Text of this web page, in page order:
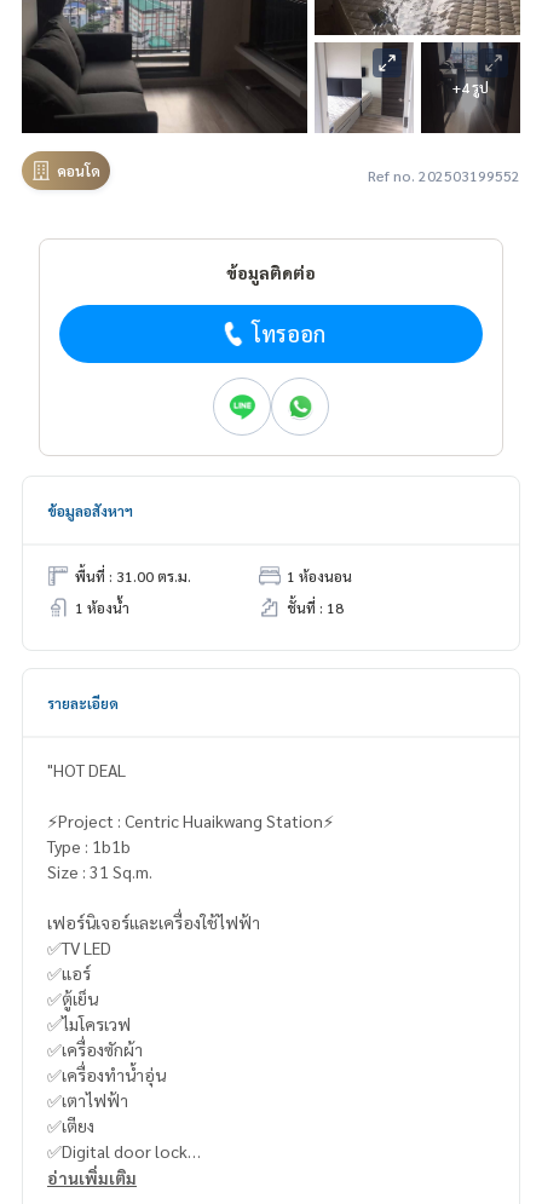
+4 รูป
คอนโด Ref no. 202503199552
ข้อมูลติดต่อ
โทรออก
ข้อมูลอสังหาฯ
พื้นที่ : 31.00 ตร.ม.
1 ห้องนอน
1 ห้องน้ำ
ชั้นที่ : 18
รายละเอียด
"HOT DEAL
⚡️Project : Centric Huaikwang Station⚡️
Type : 1b1b
Size : 31 Sq.m.
เฟอร์นิเจอร์และเครื่องใช้ไฟฟ้า
✅TV LED
✅แอร์
✅ตู้เย็น
✅ไมโครเวฟ
✅เครื่องซักผ้า
✅เครื่องทำน้ำอุ่น
✅เตาไฟฟ้า
✅เตียง
✅Digital door lock
อ่านเพิ่มเติม